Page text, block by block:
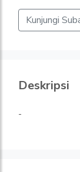
Kunjungi
Deskripsi
-